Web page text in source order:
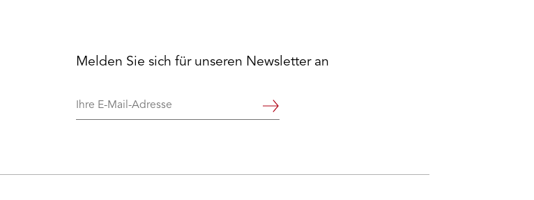
Melden Sie sich für unseren Newsletter an
Ihre
Weiter